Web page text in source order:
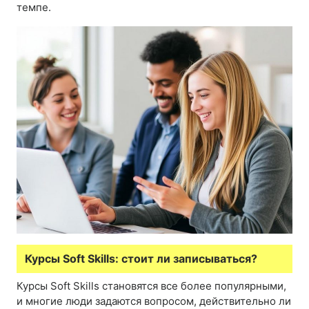
темпе.
Курсы Soft Skills: стоит ли записываться?
Курсы Soft Skills становятся все более популярными,
и многие люди задаются вопросом, действительно ли